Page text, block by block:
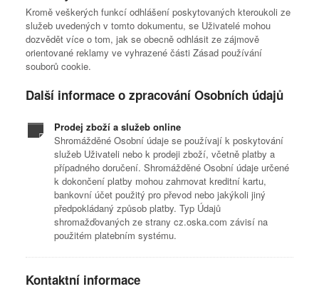
Kromě veškerých funkcí odhlášení poskytovaných kteroukoli ze
služeb uvedených v tomto dokumentu, se Uživatelé mohou
dozvědět více o tom, jak se obecně odhlásit ze zájmově
orientované reklamy ve vyhrazené části Zásad používání
souborů cookie.
Další informace o zpracování Osobních údajů
Prodej zboží a služeb online
Shromážděné Osobní údaje se používají k poskytování
služeb Uživateli nebo k prodeji zboží, včetně platby a
případného doručení. Shromážděné Osobní údaje určené
k dokončení platby mohou zahrnovat kreditní kartu,
bankovní účet použitý pro převod nebo jakýkoli jiný
předpokládaný způsob platby. Typ Údajů
shromažďovaných ze strany cz.oska.com závisí na
použitém platebním systému.
Kontaktní informace